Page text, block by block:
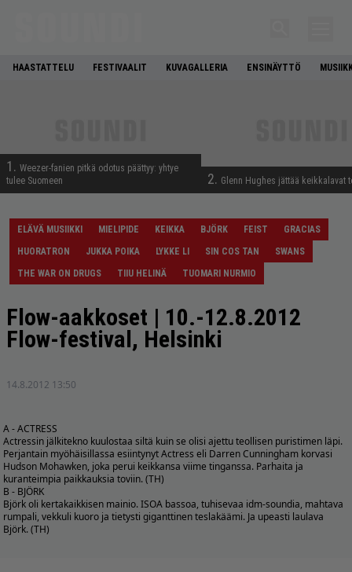
HAASTATTELU FESTIVAALIT KUVAGALLERIA ENSINÄYTTÖ
1. Weezer-fanien pitkä odotus päättyy: yhtye
tulee Suomeen
2. Glenn Hughes jättää keikkalavat
ELÄVÄ MUSIIKKI MIELIPIDE KEIKKA BJÖRK FEIST
GRACIAS
HUORATRON
JUKKA POIKA LYKKE LI SIN COS TAN
SWANS
THE WAR ON DRUGS
TIIU HELINÄ TUOMARI NURMIO
Flow-aakkoset | 10.-12.8.2012
Flow-festival, Helsinki
14.8.2012 13:50
A - ACTRESS
Actressin jälkitekno kuulostaa siltä kuin se olisi ajettu teollisen puristimen läpi.
Perjantain myöhäisillassa esiintynyt Actress eli Darren Cunningham korvasi
Hudson Mohawken, joka perui keikkansa viime tinganssa. Parhaita ja
kuranteimpia paikkauksia toviin. (TH)
B - BJÖRK
Björk oli kertakaikkisen mainio. ISOA bassoa, tuhisevaa idm-soundia, mahtava
rumpali, vekkuli kuoro ja tietysti giganttinen teslakäämi. Ja upeasti laulava
Björk. (TH)